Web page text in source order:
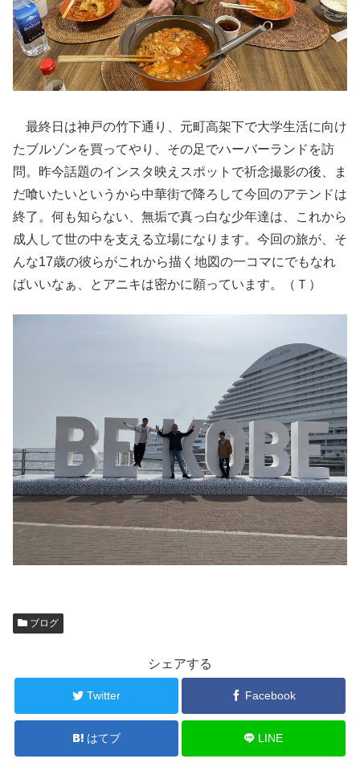
最終日は神戸の竹下通り、元町高架下で大学生活に向け
たブルゾンを買ってやり、その足でハーバーランドを訪
問。昨今話題のインスタ映えスポットで祈念撮影の後、ま
だ喰いたいというから中華街で降ろして今回のアテンドは
終了。何も知らない、無垢で真っ白な少年達は、これから
成人して世の中を支える立場になります。今回の旅が、そ
んな17歳の彼らがこれから描く地図の一コマにでもなれ
ばいいなぁ、とアニキは密かに願っています。（Ｔ）
ブログ
シェアする
Twitter Facebook
はてブ LINE